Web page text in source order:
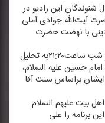
شنوندگان این رادیو در
آیت‌الله‌ جوادی آملی
با نهضت حضرت
برنامه "بركرانه فرات" در ماه محرم امسال هر شب ساعت۲۱:۲۰به تحلیل
حسین علیه السلام،
ایشان براساس سنت آقا
بیت علیهم السلام
برنامه را علی